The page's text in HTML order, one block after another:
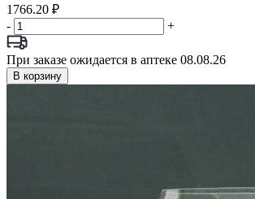
1766.20 ₽
-
+
При заказе ожидается в аптеке 08.08.26
В корзину